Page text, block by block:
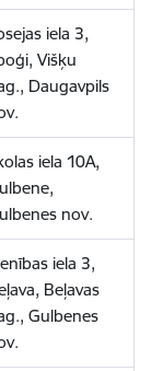
iela 3,
Višķu
Daugavpils
iela 10A,
nov.
iela 3,
Beļavas
Gulbenes